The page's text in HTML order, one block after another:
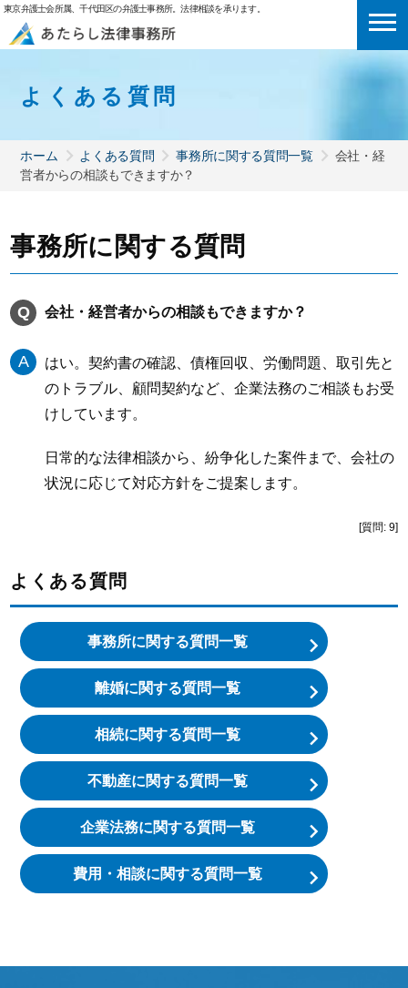
東京弁護士会所属、千代田区の弁護士事務所。法律相談を承ります。
よくある質問
ホーム よくある質問 事務所に関する質問一覧
会社・経
営者からの相談もできますか？
事務所に関する質問
会社・経営者からの相談もできますか？
はい。契約書の確認、債権回収、労働問題、取引先と
のトラブル、顧問契約など、企業法務のご相談もお受
けしています。
日常的な法律相談から、紛争化した案件まで、会社の
状況に応じて対応方針をご提案します。
[質問: 9]
よくある質問
事務所に関する質問一覧
離婚に関する質問一覧
相続に関する質問一覧
不動産に関する質問一覧
企業法務に関する質問一覧
費用・相談に関する質問一覧